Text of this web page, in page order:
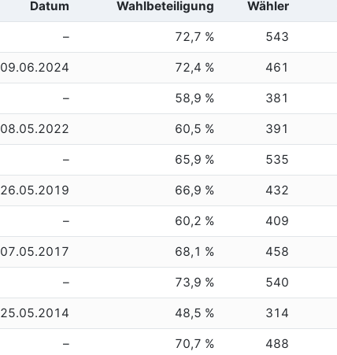
Datum Wahlbeteiligung Wähler
– 72,7 % 543
09.06.2024 72,4 % 461
– 58,9 % 381
08.05.2022 60,5 % 391
– 65,9 % 535
26.05.2019 66,9 % 432
– 60,2 % 409
07.05.2017 68,1 % 458
– 73,9 % 540
25.05.2014 48,5 % 314
– 70,7 % 488